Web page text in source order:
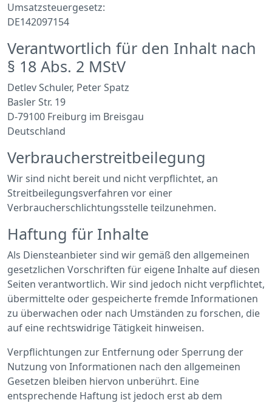
Umsatzsteuergesetz:
DE142097154
Verantwortlich für den Inhalt nach
§ 18 Abs. 2 MStV
Detlev Schuler, Peter Spatz
Basler Str. 19
D-79100 Freiburg im Breisgau
Deutschland
Verbraucherstreitbeilegung
Wir sind nicht bereit und nicht verpflichtet, an
Streitbeilegungsverfahren vor einer
Verbraucherschlichtungsstelle teilzunehmen.
Haftung für Inhalte
Als Diensteanbieter sind wir gemäß den allgemeinen
gesetzlichen Vorschriften für eigene Inhalte auf diesen
Seiten verantwortlich. Wir sind jedoch nicht verpflichtet,
übermittelte oder gespeicherte fremde Informationen
zu überwachen oder nach Umständen zu forschen, die
auf eine rechtswidrige Tätigkeit hinweisen.
Verpflichtungen zur Entfernung oder Sperrung der
Nutzung von Informationen nach den allgemeinen
Gesetzen bleiben hiervon unberührt. Eine
entsprechende Haftung ist jedoch erst ab dem